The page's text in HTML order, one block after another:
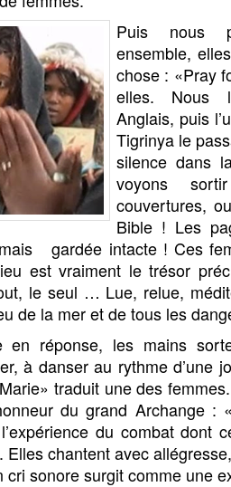
Puis nous
ensemble,
chose : «Pray
elles. Nous
Anglais, puis
Tigrinya le
silence dans
voyons
couvertures,
Bible ! Les
gardée intacte ! Ces
est vraiment le trésor
le seul … Lue, relue,
de la mer et de tous les
en réponse, les mains
à danser au rythme d’une
traduit une des
du grand Archange :
du combat dont
Elles chantent avec
cri sonore surgit comme une